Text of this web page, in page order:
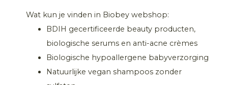
Wat kun je vinden in Biobey webshop:
BDIH gecertificeerde beauty producten,
biologische serums en anti-acne crèmes
Biologische hypoallergene babyverzorging
Natuurlijke vegan shampoos zonder